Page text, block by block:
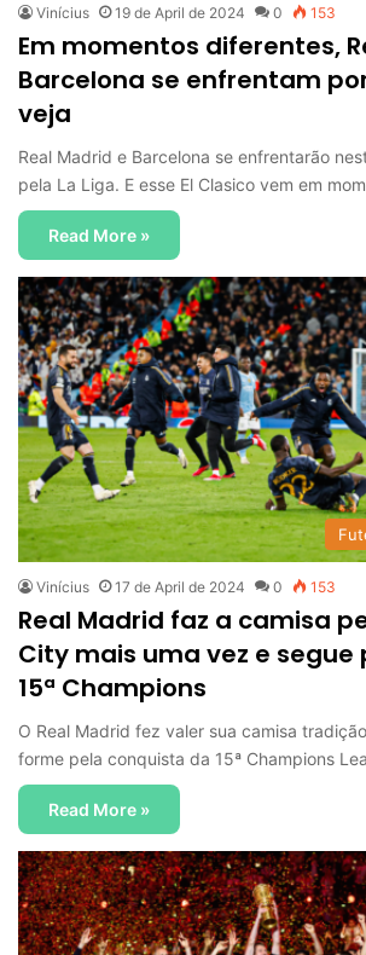
Vinícius 19 de April de 2024 0 153
Em momentos diferentes,
Barcelona se enfrentam
veja
Real Madrid e Barcelona se enfrentarão
pela La Liga. E esse El Clasico vem em
Read More »
Vinícius 17 de April de 2024 0 153
Real Madrid faz a camisa
City mais uma vez e segue
15ª Champions
O Real Madrid fez valer sua camisa
forme pela conquista da 15ª Champions
Read More »